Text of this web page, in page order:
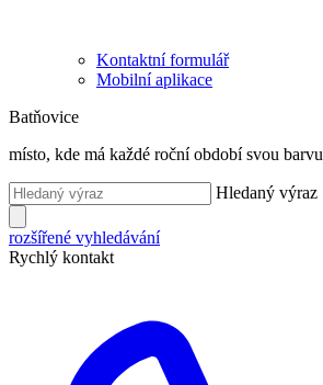
Kontaktní formulář
Mobilní aplikace
Batňovice
místo, kde má každé roční období svou barvu
Hledaný výraz
rozšířené vyhledávání
Rychlý kontakt